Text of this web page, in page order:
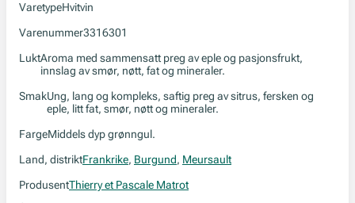
VaretypeHvitvin
Varenummer3316301
LuktAroma med sammensatt preg av eple og pasjonsfrukt,
innslag av smør, nøtt, fat og mineraler.
SmakUng, lang og kompleks, saftig preg av sitrus, fersken og
eple, litt fat, smør, nøtt og mineraler.
FargeMiddels dyp grønngul.
Land, distriktFrankrike, Burgund, Meursault
ProdusentThierry et Pascale Matrot